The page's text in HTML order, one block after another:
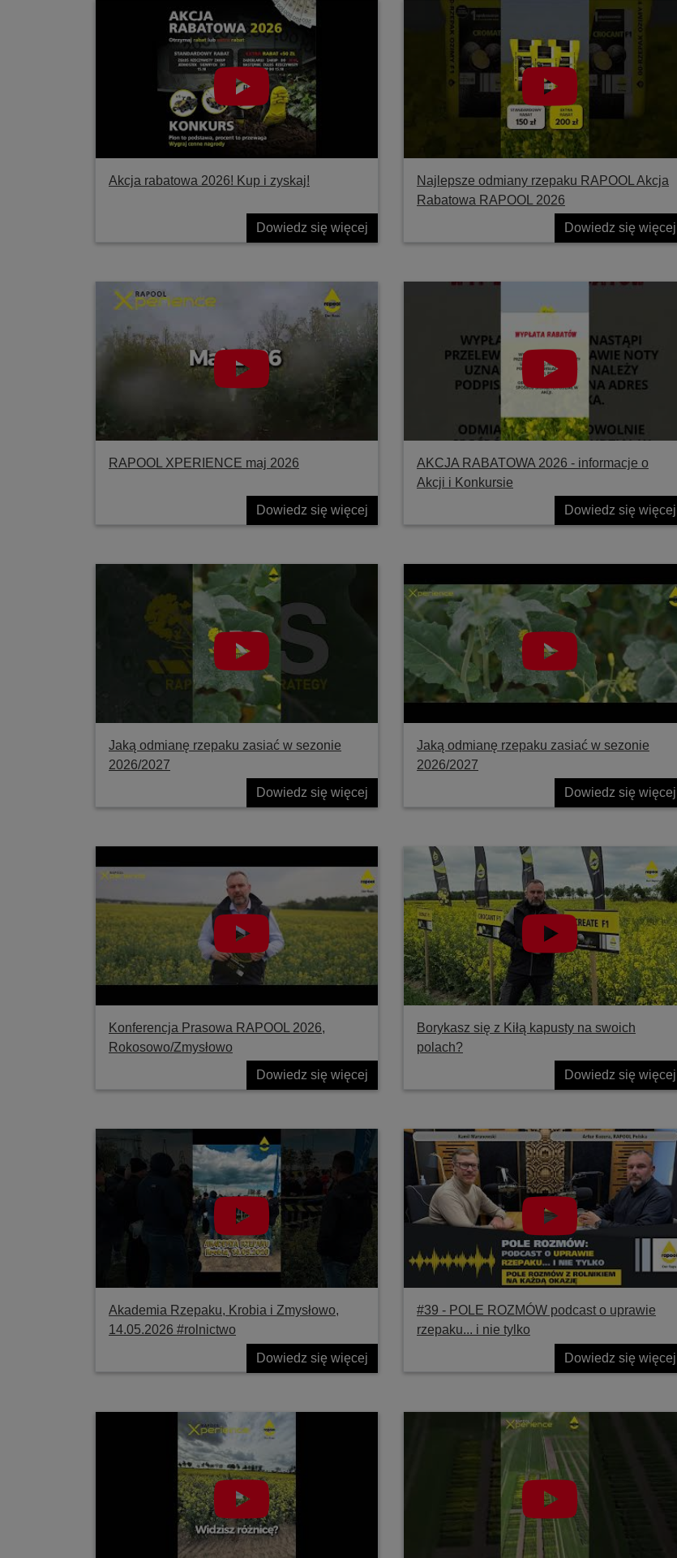
Akcja rabatowa 2026! Kup i zyskaj!
Dowiedz się więcej
Najlepsze odmiany rzepaku RAPOOL Akcja
Rabatowa RAPOOL 2026
Dowiedz się więcej
RAPOOL XPERIENCE maj 2026
Dowiedz się więcej
AKCJA RABATOWA 2026 - informacje o
Akcji i Konkursie
Dowiedz się więcej
Jaką odmianę rzepaku zasiać w sezonie
2026/2027
Dowiedz się więcej
Jaką odmianę rzepaku zasiać w sezonie
2026/2027
Dowiedz się więcej
Konferencja Prasowa RAPOOL 2026,
Rokosowo/Zmysłowo
Dowiedz się więcej
Borykasz się z Kiłą kapusty na swoich
polach?
Dowiedz się więcej
Akademia Rzepaku, Krobia i Zmysłowo,
14.05.2026 #rolnictwo
Dowiedz się więcej
#39 ‐ POLE ROZMÓW podcast o uprawie
rzepaku... i nie tylko
Dowiedz się więcej